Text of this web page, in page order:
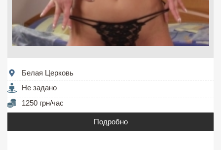
Белая Церковь
Не задано
1250 грн/час
Подробно